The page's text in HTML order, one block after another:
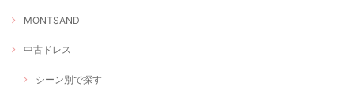
MONTSAND
中古ドレス
シーン別で探す